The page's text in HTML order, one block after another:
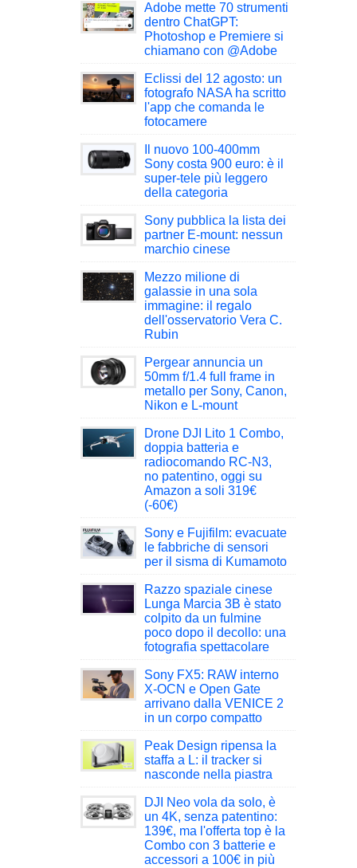
Adobe mette 70 strumenti
dentro ChatGPT:
Photoshop e Premiere si
chiamano con @Adobe
Eclissi del 12 agosto: un
fotografo NASA ha scritto
l'app che comanda le
fotocamere
Il nuovo 100-400mm
Sony costa 900 euro: è il
super-tele più leggero
della categoria
Sony pubblica la lista dei
partner E-mount: nessun
marchio cinese
Mezzo milione di
galassie in una sola
immagine: il regalo
dell'osservatorio Vera C.
Rubin
Pergear annuncia un
50mm f/1.4 full frame in
metallo per Sony, Canon,
Nikon e L-mount
Drone DJI Lito 1 Combo,
doppia batteria e
radiocomando RC-N3,
no patentino, oggi su
Amazon a soli 319€
(-60€)
Sony e Fujifilm: evacuate
le fabbriche di sensori
per il sisma di Kumamoto
Razzo spaziale cinese
Lunga Marcia 3B è stato
colpito da un fulmine
poco dopo il decollo: una
fotografia spettacolare
Sony FX5: RAW interno
X-OCN e Open Gate
arrivano dalla VENICE 2
in un corpo compatto
Peak Design ripensa la
staffa a L: il tracker si
nasconde nella piastra
DJI Neo vola da solo, è
un 4K, senza patentino:
139€, ma l'offerta top è la
Combo con 3 batterie e
accessori a 100€ in più